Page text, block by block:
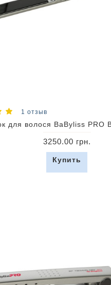
1 отзыв
для волося BaByliss PRO
3250.00 грн.
Купить